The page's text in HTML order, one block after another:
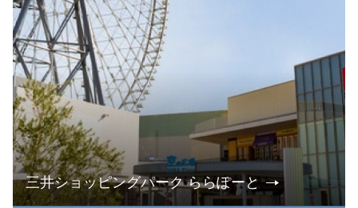
三井ショッピングパーク ららぽーと